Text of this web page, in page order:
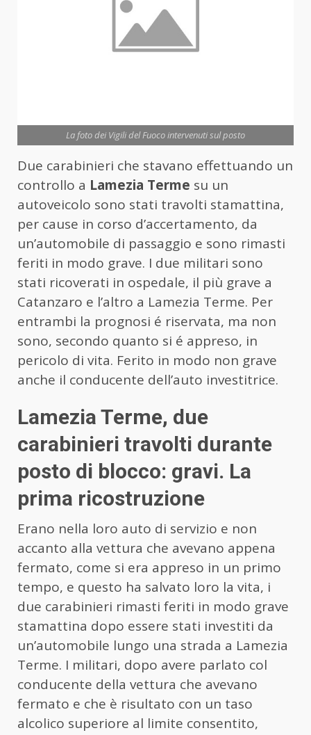
La foto dei Vigili del Fuoco intervenuti sul posto
Due carabinieri che stavano effettuando un
controllo a Lamezia Terme su un
autoveicolo sono stati travolti stamattina,
per cause in corso d’accertamento, da
un’automobile di passaggio e sono rimasti
feriti in modo grave. I due militari sono
stati ricoverati in ospedale, il più grave a
Catanzaro e l’altro a Lamezia Terme. Per
entrambi la prognosi é riservata, ma non
sono, secondo quanto si é appreso, in
pericolo di vita. Ferito in modo non grave
anche il conducente dell’auto investitrice.
Lamezia Terme, due
carabinieri travolti durante
posto di blocco: gravi. La
prima ricostruzione
Erano nella loro auto di servizio e non
accanto alla vettura che avevano appena
fermato, come si era appreso in un primo
tempo, e questo ha salvato loro la vita, i
due carabinieri rimasti feriti in modo grave
stamattina dopo essere stati investiti da
un’automobile lungo una strada a Lamezia
Terme. I militari, dopo avere parlato col
conducente della vettura che avevano
fermato e che è risultato con un taso
alcolico superiore al limite consentito,